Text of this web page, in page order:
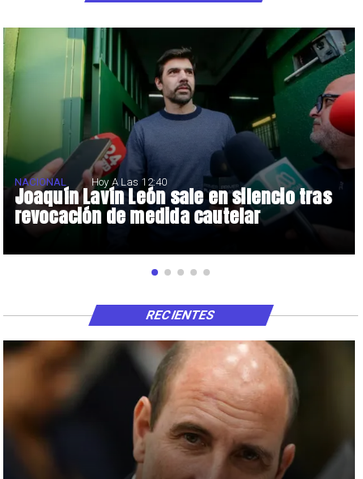
Joaquín Lavín León sale en silencio tras
revocación de medida cautelar
NACIONAL Hoy A Las 12:40
RECIENTES